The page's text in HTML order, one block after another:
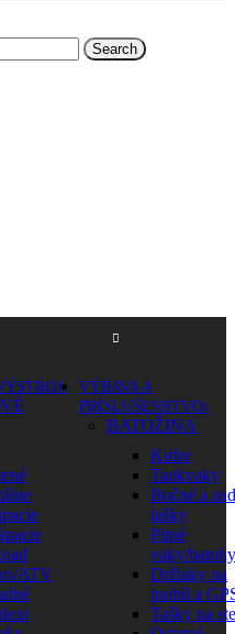
Search
ATV
VÝBAVA A
PRÍSLUŠENSTVO
BATOŽINA
Kufre
Tankvaky
Bočné a
tašky
Pitné
vaky/batohy
Držiaky na
mobil a
Tašky na